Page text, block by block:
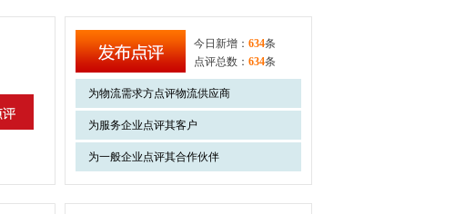
今日新增： 634条
点评总数： 634条
为物流需求方点评物流供应商
为服务企业点评其客户
为一般企业点评其合作伙伴